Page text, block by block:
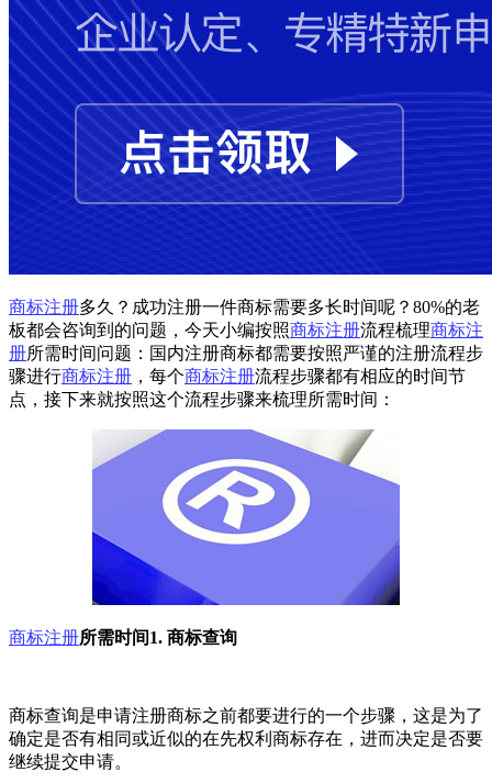
商标注册多久？成功注册一件商标需要多长时间呢？80%的老
板都会咨询到的问题，今天小编按照商标注册流程梳理商标注
册所需时间问题：国内注册商标都需要按照严谨的注册流程步
骤进行商标注册 ，每个商标注册流程步骤都有相应的时间节
点，接下来就按照这个流程步骤来梳理所需时间：
商标注册所需时间1. 商标查询
商标查询是申请注册商标之前都要进行的一个步骤，这是为了
确定是否有相同或近似的在先权利商标存在，进而决定是否要
继续提交申请。